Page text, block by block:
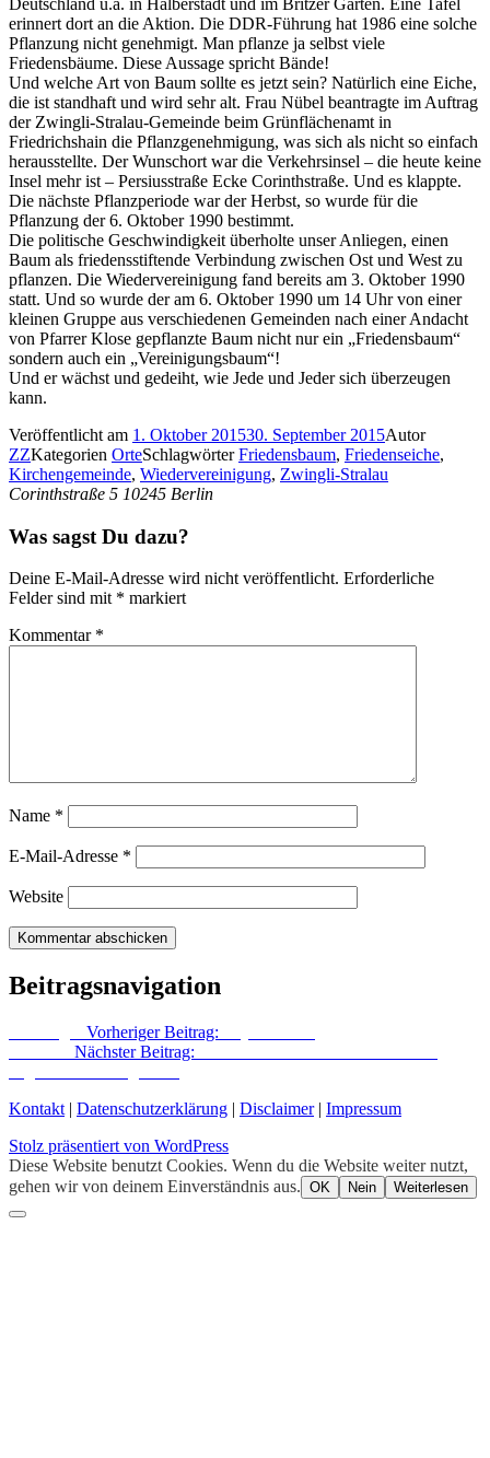
Deutschland u.a. in Halberstadt und im Britzer Garten. Eine Tafel
erinnert dort an die Aktion. Die DDR-Führung hat 1986 eine solche
Pflanzung nicht genehmigt. Man pflanze ja selbst viele
Friedensbäume. Diese Aussage spricht Bände!
Und welche Art von Baum sollte es jetzt sein? Natürlich eine Eiche,
die ist standhaft und wird sehr alt. Frau Nübel beantragte im Auftrag
der Zwingli-Stralau-Gemeinde beim Grünflächenamt in
Friedrichshain die Pflanz­genehmigung, was sich als nicht so einfach
herausstellte. Der Wunschort war die Verkehrsinsel – die heute keine
Insel mehr ist – Persiusstraße Ecke Corinthstraße. Und es klappte.
Die nächste Pflanzperiode war der Herbst, so wurde für die
Pflanzung der 6. Oktober 1990 bestimmt.
Die politische Geschwindigkeit überholte unser Anliegen, einen
Baum als friedensstiftende Verbindung zwischen Ost und West zu
pflanzen. Die Wiedervereinigung fand bereits am 3. Oktober 1990
statt. Und so wurde der am 6. Oktober 1990 um 14 Uhr von einer
kleinen Gruppe aus verschiedenen Gemeinden nach einer Andacht
von Pfarrer Klose gepflanzte Baum nicht nur ein „Friedensbaum“
sondern auch ein „Vereinigungsbaum“!
Und er wächst und gedeiht, wie Jede und Jeder sich überzeugen
kann.
Veröffentlicht am 1. Oktober 201530. September 2015Autor
ZZKategorien OrteSchlagwörterFriedensbaum, Friedenseiche,
Kirchengemeinde, Wiedervereinigung, Zwingli-Stralau
Corinthstraße 5 10245 Berlin
Was sagst Du dazu?
Deine E-Mail-Adresse wird nicht veröffentlicht. Erforderliche
Felder sind mit * markiert
Kommentar *
Name *
E-Mail-Adresse *
Website
Beitragsnavigation
Vorheriger Beitrag:
Nächster Beitrag:
Kontakt | Datenschutzerklärung | Disclaimer| Impressum
Stolz präsentiert von WordPress
Diese Website benutzt Cookies. Wenn du die Website weiter nutzt,
gehen wir von deinem Einverständnis aus. OK Nein Weiterlesen